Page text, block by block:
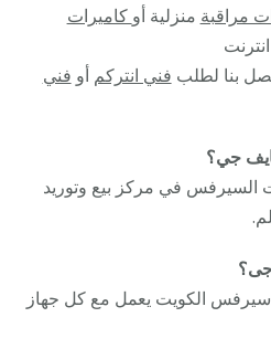
مراقبة منزلية أو كاميرات
انترنت
بنا لطلب فني انتركم أو فني
جي؟
السيرفس في مركز بيع وتوريد
الكويت يعمل مع كل جهاز